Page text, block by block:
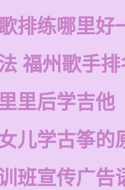
排练哪里好
福州歌手
里后学吉他
儿学古筝的
班宣传广告